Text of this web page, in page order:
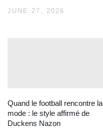
JUNE 27, 2026
Quand le football rencontre la
mode : le style affirmé de
Duckens Nazon